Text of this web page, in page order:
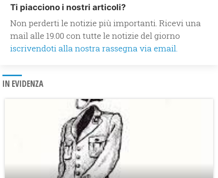
Ti piacciono i nostri articoli?
Non perderti le notizie più importanti. Ricevi una
mail alle 19.00 con tutte le notizie del giorno
iscrivendoti alla nostra rassegna via email.
IN EVIDENZA